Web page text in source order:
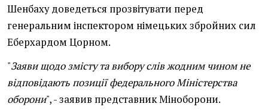
Шенбаху доведеться прозвітувати перед
генеральним інспектором німецьких збройних сил
Еберхардом Цорном.
"Заяви щодо змісту та вибору слів жодним чином не
відповідають позиції федерального Міністерства
оборони", - заявив представник Міноборони.